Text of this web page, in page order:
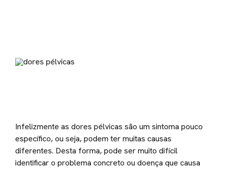
Infelizmente as dores pélvicas são um sintoma pouco
específico, ou seja, podem ter muitas causas
diferentes. Desta forma, pode ser muito difícil
identificar o problema concreto ou doença que causa